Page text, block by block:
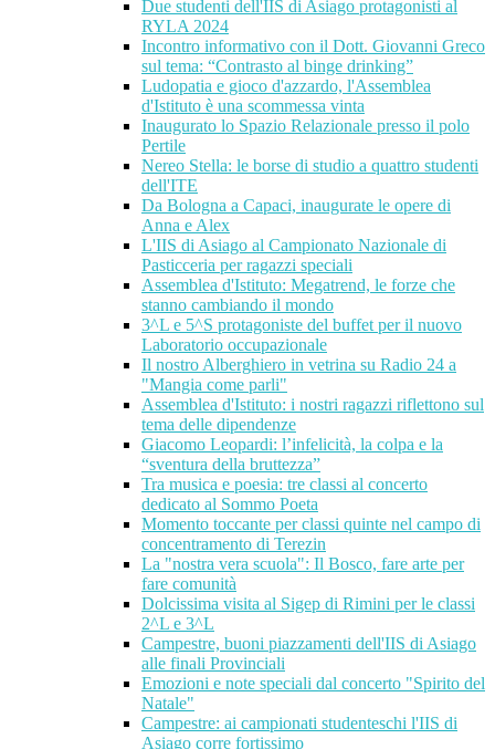
Due studenti dell'IIS di Asiago protagonisti al
RYLA 2024
Incontro informativo con il Dott. Giovanni Greco
sul tema: “Contrasto al binge drinking”
Ludopatia e gioco d'azzardo, l'Assemblea
d'Istituto è una scommessa vinta
Inaugurato lo Spazio Relazionale presso il polo
Pertile
Nereo Stella: le borse di studio a quattro studenti
dell'ITE
Da Bologna a Capaci, inaugurate le opere di
Anna e Alex
L'IIS di Asiago al Campionato Nazionale di
Pasticceria per ragazzi speciali
Assemblea d'Istituto: Megatrend, le forze che
stanno cambiando il mondo
3^L e 5^S protagoniste del buffet per il nuovo
Laboratorio occupazionale
Il nostro Alberghiero in vetrina su Radio 24 a
"Mangia come parli"
Assemblea d'Istituto: i nostri ragazzi riflettono sul
tema delle dipendenze
Giacomo Leopardi: l’infelicità, la colpa e la
“sventura della bruttezza”
Tra musica e poesia: tre classi al concerto
dedicato al Sommo Poeta
Momento toccante per classi quinte nel campo di
concentramento di Terezin
La "nostra vera scuola": Il Bosco, fare arte per
fare comunità
Dolcissima visita al Sigep di Rimini per le classi
2^L e 3^L
Campestre, buoni piazzamenti dell'IIS di Asiago
alle finali Provinciali
Emozioni e note speciali dal concerto "Spirito del
Natale"
Campestre: ai campionati studenteschi l'IIS di
Asiago corre fortissimo